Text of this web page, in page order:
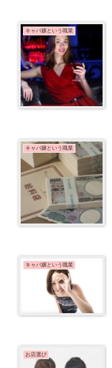
キャバ嬢という職業
キャバ嬢という職業
キャバ嬢という職業
お店選び